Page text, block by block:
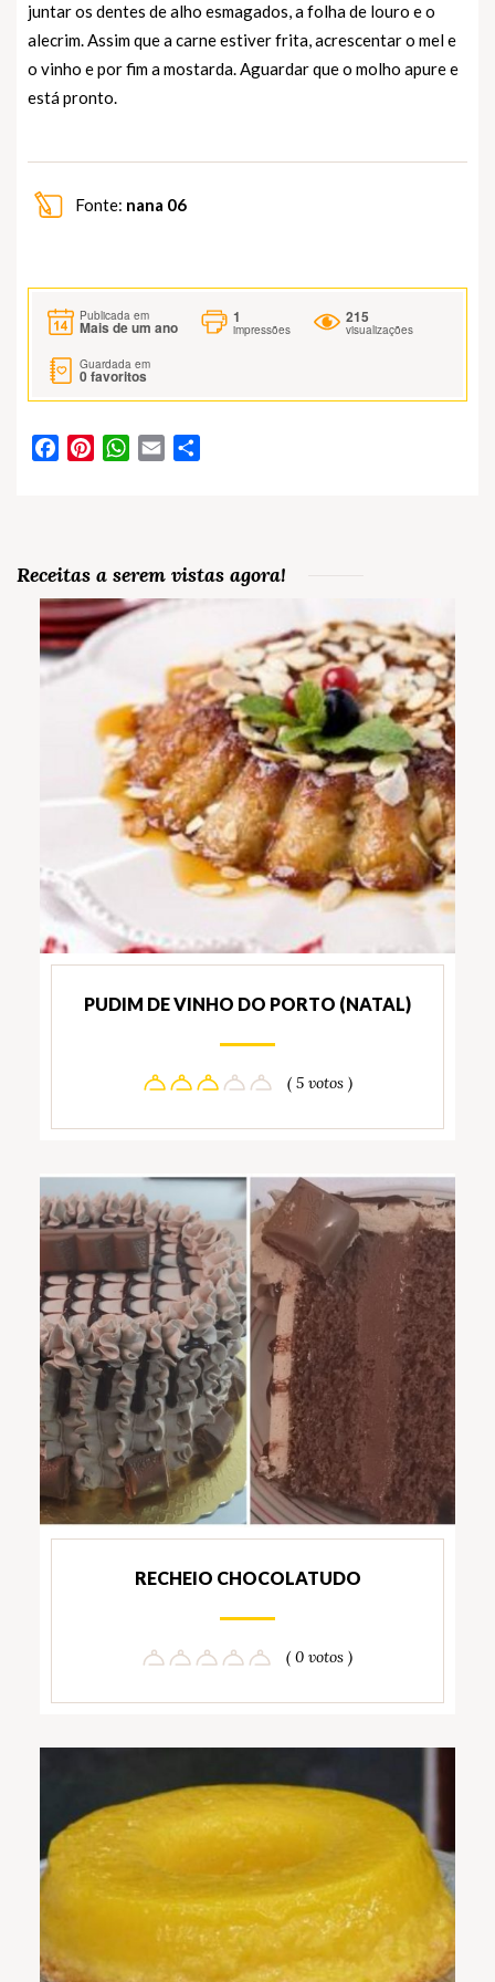
juntar os dentes de alho esmagados, a folha de louro e o
alecrim. Assim que a carne estiver frita, acrescentar o mel e
o vinho e por fim a mostarda. Aguardar que o molho apure e
está pronto.
Fonte: nana 06
Publicada em
Mais de um ano
1
impressões
215
visualizações
Guardada em
0favoritos
FacebookPinterestWhatsApp
Email
Receitas a serem vistas agora!
PUDIM DE VINHO DO PORTO (NATAL)
( 5 votos )
RECHEIO CHOCOLATUDO
( 0 votos )